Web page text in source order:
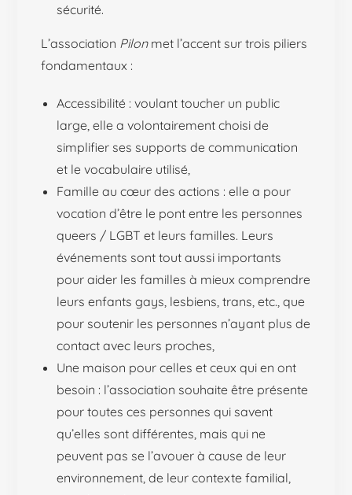
sécurité.
L’association Pilonmet l’accent sur trois piliers
fondamentaux :
Accessibilité : voulant toucher un public
large, elle a volontairement choisi de
simplifier ses supports de communication
et le vocabulaire utilisé,
Famille au cœur des actions : elle a pour
vocation d’être le pont entre les personnes
queers / LGBT et leurs familles. Leurs
événements sont tout aussi importants
pour aider les familles à mieux comprendre
leurs enfants gays, lesbiens, trans, etc., que
pour soutenir les personnes n’ayant plus de
contact avec leurs proches,
Une maison pour celles et ceux qui en ont
besoin : l’association souhaite être présente
pour toutes ces personnes qui savent
qu’elles sont différentes, mais qui ne
peuvent pas se l’avouer à cause de leur
environnement, de leur contexte familial,